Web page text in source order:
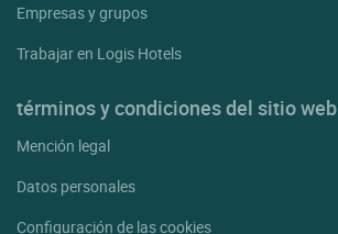
Empresas y grupos
Trabajar en Logis Hotels
términos y condiciones del sitio web
Mención legal
Datos personales
Configuración de las cookies